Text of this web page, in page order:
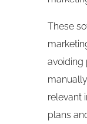
These
avoiding
relevant
plans